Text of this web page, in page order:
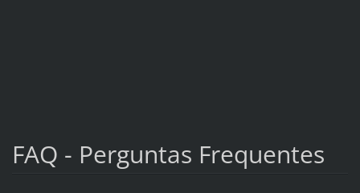
FAQ - Perguntas Frequentes